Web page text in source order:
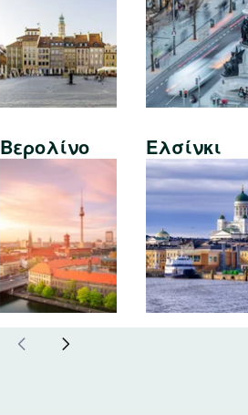
Βερολίνο Ελσίνκι